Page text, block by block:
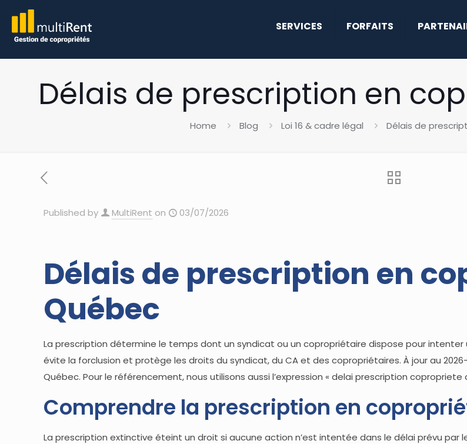
SERVICES FORFAITS
Délais de prescription en
Home Blog Loi 16 & cadre légal Délais de
Published by MultiRent on 03/07/2026
Délais de prescription en
Québec
La prescription détermine le temps dont un syndicat ou un copropriétaire dispose pour intenter
évite la forclusion et protège les droits du syndicat, du CA et des copropriétaires. À jour au
Québec. Pour le référencement, nous utilisons aussi l’expression « delai prescription
Comprendre la prescription en
La prescription extinctive éteint un droit si aucune action n’est intentée dans le délai prévu par